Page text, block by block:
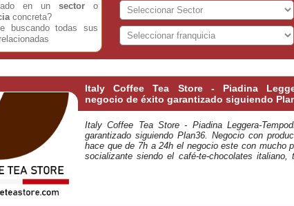
en un sector o
concreta?
buscando todas sus
Italy Coffee Tea Store - Piadina
negocio de éxito garantizado siguiendo
Italy Coffee Tea Store - Piadina Leggera-
garantizado siguiendo Plan36. Negocio con
hace que de 7h a 24h el negocio este con mucho
socializante siendo el café-te-chocolates italiano,